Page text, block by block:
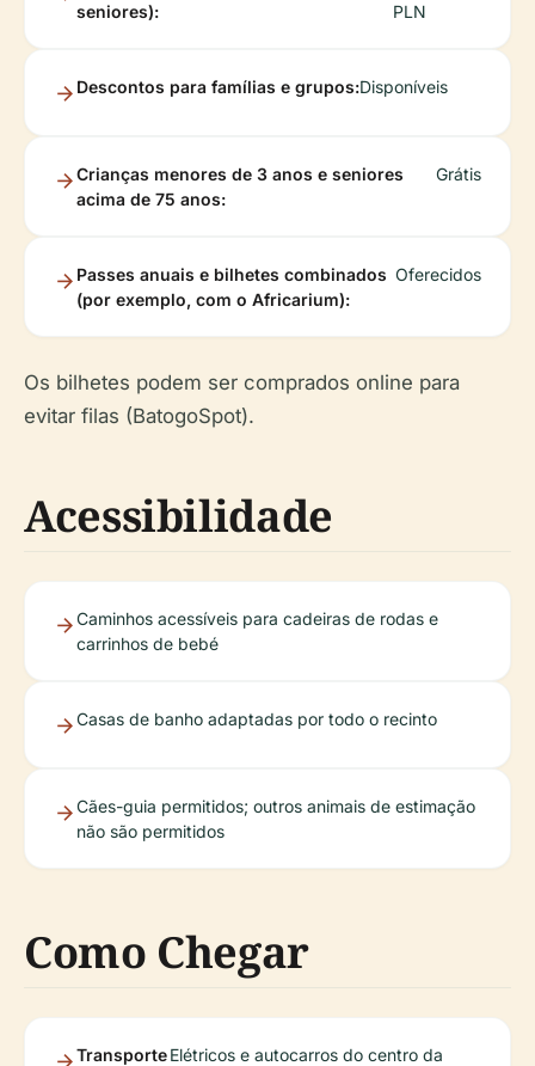
seniores): PLN
Descontos para famílias e grupos:Disponíveis
Crianças menores de 3 anos e seniores
acima de 75 anos:
Grátis
Passes anuais e bilhetes combinados
(por exemplo, com o Africarium):
Oferecidos
Os bilhetes podem ser comprados online para
evitar filas (BatogoSpot).
Acessibilidade
Caminhos acessíveis para cadeiras de rodas e
carrinhos de bebé
Casas de banho adaptadas por todo o recinto
Cães-guia permitidos; outros animais de estimação
não são permitidos
Como Chegar
TransporteElétricos e autocarros do centro da